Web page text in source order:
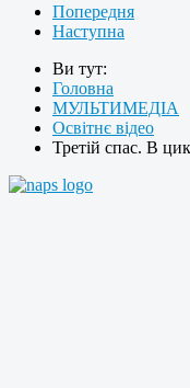
Попередня
Наступна
Ви тут:
Головна
МУЛЬТИМЕДІА
Освітнє відео
Третій спас. В